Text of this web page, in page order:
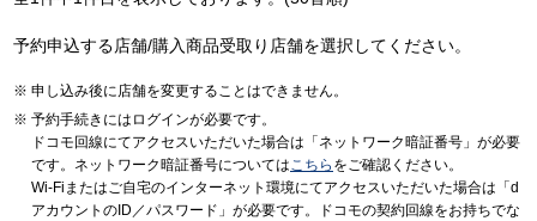
予約申込する店舗/購入商品受取り店舗を選択してください。
申し込み後に店舗を変更することはできません。
予約手続きにはログインが必要です。
ドコモ回線にてアクセスいただいた場合は「ネットワーク暗証番号」が必要
です。ネットワーク暗証番号についてはこちら をご確認ください。
Wi-Fiまたはご自宅のインターネット環境にてアクセスいただいた場合は「d
アカウントのID／パスワード」が必要です。ドコモの契約回線をお持ちでな